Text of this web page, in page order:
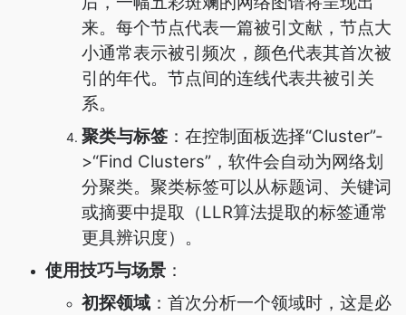
来。每个节点代表一篇被引文献，节点大
小通常表示被引频次，颜色代表其首次被
引的年代。节点间的连线代表共被引关
系。
聚类与标签 ：在控制面板选择“Cluster”-
>“Find Clusters”，软件会自动为网络划
分聚类。聚类标签可以从标题词、关键词
或摘要中提取（LLR算法提取的标签通常
更具辨识度）。
使用技巧与场景 ：
初探领域 ：首次分析一个领域时，这是必